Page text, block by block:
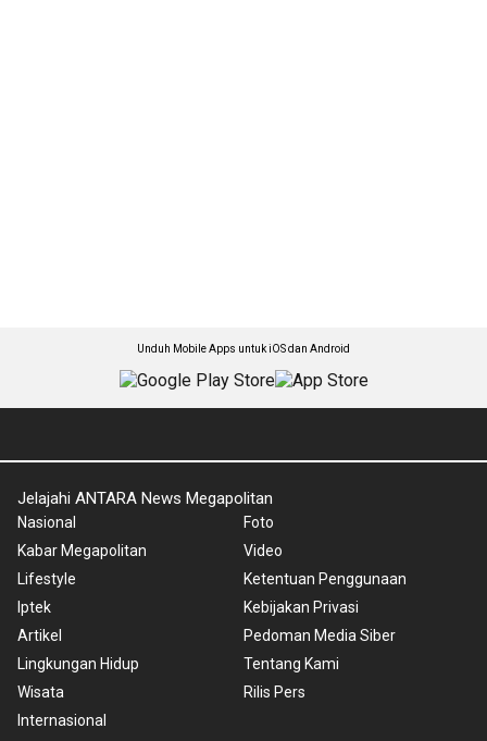
Unduh Mobile Apps untuk iOS dan Android
Jelajahi ANTARA News Megapolitan
Nasional
Kabar Megapolitan
Lifestyle
Iptek
Artikel
Lingkungan Hidup
Wisata
Internasional
Foto
Video
Ketentuan Penggunaan
Kebijakan Privasi
Pedoman Media Siber
Tentang Kami
Rilis Pers